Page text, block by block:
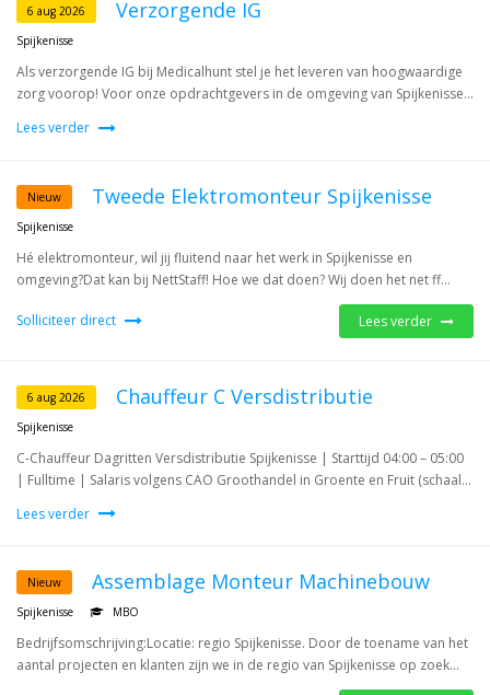
6 aug 2026 Verzorgende IG
Spijkenisse
Als verzorgende IG bij Medicalhunt stel je het leveren van hoogwaardige
zorg voorop! Voor onze opdrachtgevers in de omgeving van Spijkenisse...
Lees verder
Nieuw Tweede Elektromonteur Spijkenisse
Spijkenisse
Hé elektromonteur, wil jij fluitend naar het werk in Spijkenisse en
omgeving?Dat kan bij NettStaff! Hoe we dat doen? Wij doen het net ff...
Solliciteer direct Lees verder
6 aug 2026 Chauffeur C Versdistributie
Spijkenisse
C-Chauffeur Dagritten Versdistributie Spijkenisse | Starttijd 04:00 – 05:00
| Fulltime | Salaris volgens CAO Groothandel in Groente en Fruit (schaal...
Lees verder
Nieuw Assemblage Monteur Machinebouw
Spijkenisse MBO
Bedrijfsomschrijving:Locatie: regio Spijkenisse. Door de toename van het
aantal projecten en klanten zijn we in de regio van Spijkenisse op zoek...